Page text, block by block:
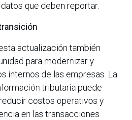
que deben reportar.
actualización también
para modernizar y
internos de las empresas. La
tributaria puede
costos operativos y
en las transacciones